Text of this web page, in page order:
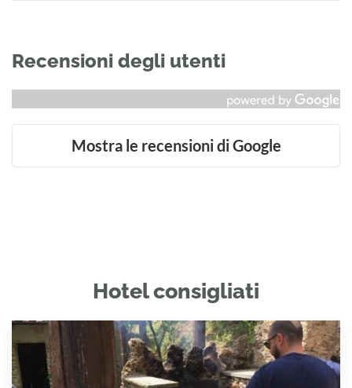
Recensioni degli utenti
Mostra le recensioni di Google
Hotel consigliati